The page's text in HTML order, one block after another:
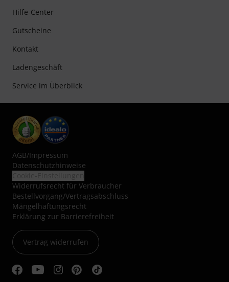
Hilfe-Center
Gutscheine
Kontakt
Ladengeschäft
Service im Überblick
AGB/Impressum
Datenschutzhinweise
Widerrufsrecht für Verbraucher
Bestellvorgang/Vertragsabschluss
Mängelhaftungsrecht
Erklärung zur Barrierefreiheit
Vertrag widerrufen